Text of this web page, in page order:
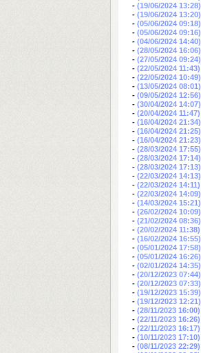
- (19/06/2024 13:28)
- (19/06/2024 13:20)
- (05/06/2024 09:18)
- (05/06/2024 09:16)
- (04/06/2024 14:40)
- (28/05/2024 16:06)
- (27/05/2024 09:24)
- (22/05/2024 11:43)
- (22/05/2024 10:49)
- (13/05/2024 08:01)
- (09/05/2024 12:56)
- (30/04/2024 14:07)
- (20/04/2024 11:47)
- (16/04/2024 21:34)
- (16/04/2024 21:25)
- (16/04/2024 21:23)
- (28/03/2024 17:55)
- (28/03/2024 17:14)
- (28/03/2024 17:13)
- (22/03/2024 14:13)
- (22/03/2024 14:11)
- (22/03/2024 14:09)
- (14/03/2024 15:21)
- (26/02/2024 10:09)
- (21/02/2024 08:36)
- (20/02/2024 11:38)
- (16/02/2024 16:55)
- (05/01/2024 17:58)
- (05/01/2024 16:26)
- (02/01/2024 14:35)
- (20/12/2023 07:44)
- (20/12/2023 07:33)
- (19/12/2023 15:39)
- (19/12/2023 12:21)
- (28/11/2023 16:00)
- (22/11/2023 16:26)
- (22/11/2023 16:17)
- (10/11/2023 17:10)
- (08/11/2023 22:29)